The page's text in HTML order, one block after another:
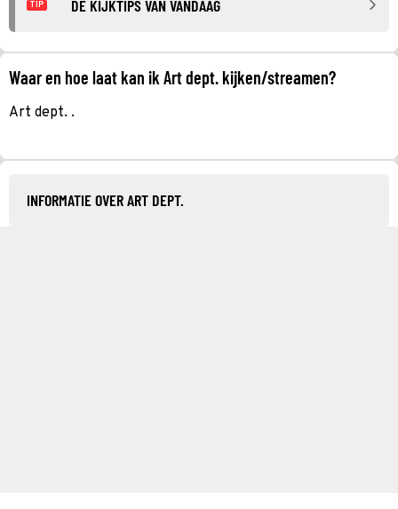
TIP DE KIJKTIPS VAN VANDAAG
Waar en hoe laat kan ik Art dept. kijken/streamen?
Art dept. .
INFORMATIE OVER ART DEPT.